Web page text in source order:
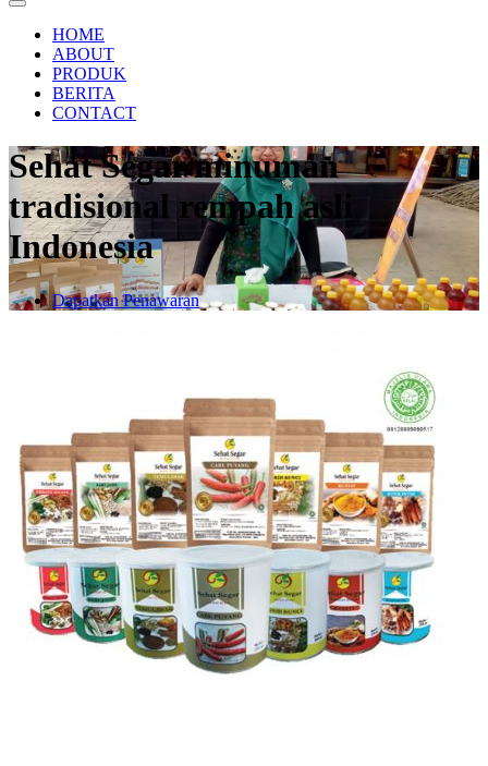
HOME
ABOUT
PRODUK
BERITA
CONTACT
Sehat Segar minuman
tradisional rempah asli
Indonesia
Dapatkan Penawaran